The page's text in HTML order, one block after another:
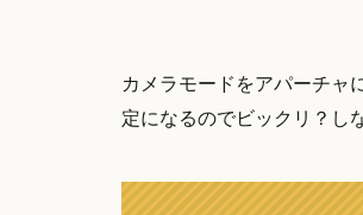
カメラモードをアパーチャ
定になるのでビックリ？し